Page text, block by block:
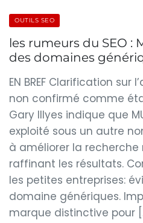
OUTILS SEO
les rumeurs du SEO :
des domaines
EN BREF Clarification sur
non confirmé comme
Gary Illyes indique que
exploité sous un autre
à améliorer la
raffinant les résultats.
les petites entreprises:
domaine génériques.
marque distinctive pour